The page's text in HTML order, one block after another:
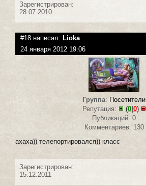
Зарегистрирован:
28.07.2010
#18 написал: Lioka
24 января 2012 19:06
Группа: Посетители
Репутация:
(0| 0)
Публикаций: 0
Комментариев: 130
ахаха)) телепортировался)) класс
Зарегистрирован:
15.12.2011